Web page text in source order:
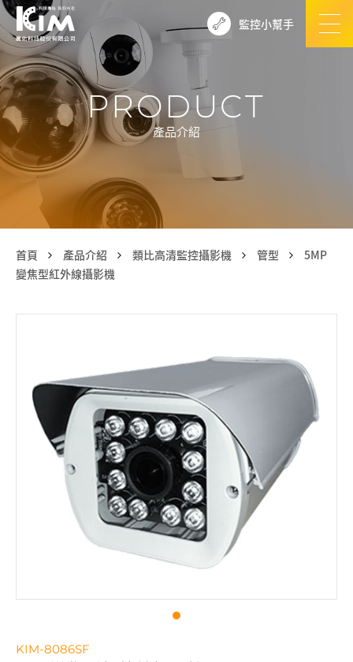
監控小幫手
PRODUCT
產品介紹
首頁 產品介紹 類比高清監控攝影機 管型
5MP
變焦型紅外線攝影機
KIM-8086SF